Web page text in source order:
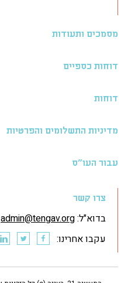
מסמכים ותעודות
דוחות כספיים
דוחות
מדיניות התשלומים והפרטיות
עבור העו״ס
צרו קשר
בדוא"ל:admin@tengav.org
עקבו אחרינו: